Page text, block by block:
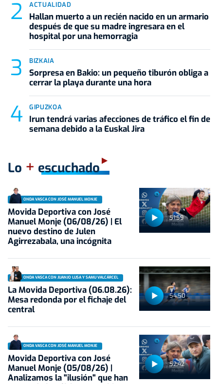
ACTUALIDAD
Hallan muerto a un recién nacido en un armario
después de que su madre ingresara en el
hospital por una hemorragia
BIZKAIA
Sorpresa en Bakio: un pequeño tiburón obliga a
cerrar la playa durante una hora
GIPUZKOA
Irun tendrá varias afecciones de tráfico el fin de
semana debido a la Euskal Jira
Lo + escuchado
51:59
ONDA VASCA CON JOSÉ MANUEL MONJE
Movida Deportiva con José
Manuel Monje (06/08/26) | El
nuevo destino de Julen
Agirrezabala, una incógnita
54:50
ONDA VASCA CON JUANJO LUSA Y SAMU VALCÁRCEL
La Movida Deportiva (06.08.26):
Mesa redonda por el fichaje del
central
52:42
ONDA VASCA CON JOSÉ MANUEL MONJE
Movida Deportiva con José
Manuel Monje (05/08/26) |
Analizamos la "ilusión" que han